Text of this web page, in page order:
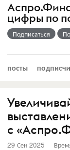
цифры по
Подписаться
посты
с
29 Сен 2025